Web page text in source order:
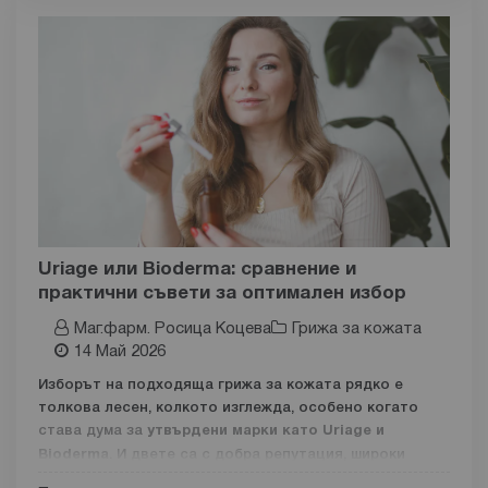
Ваксинацията води до 99% спад в заболеваемостта
от полиомиелит между 1988 и 2006 г.
Какво е полиомиелит (детски паралич)?
Полиомиелитът е остро инфекциозно заболяване,
което води до засягане на нервната система.
Рисковата група включва предимно малки деца от 1
до 5 годишна възраст. Също така представлява
заплаха за юноши и дори за възрастни.
полиомиелитни вируси. Тип 1 (Brunhilde) е най-опасен,
тъй като той провокира епидемии и е отговорен за
тежки форми на парализа. Дивите щамове на
полиовирус тип 2 и тип 3 са официално обявени за
това, полиовирус тип 2 с ваксинален произход
(cVDPV2) продължава
Uriage или Bioderma: сравнение и
практични съвети за оптимален избор
Маг.фарм. Росица Коцева
Грижа за кожата
14 Май 2026
Изборът на подходяща грижа за кожата рядко е
толкова лесен, колкото изглежда, особено когато
става дума за утвърдени марки като Uriage и
. И двете са с добра репутация, широки